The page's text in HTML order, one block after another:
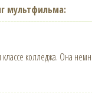
мультфильма:
колледжа. Она